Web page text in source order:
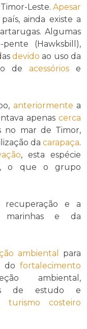
Leste. Apesar
ainda existe a
Algumas
(Hawksbill),
devido ao uso da
deacessórios e
anteriormente a
apenas cerca
no mar de Timor,
da carapaça.
, esta espécie
o que o grupo
recuperação e a
e da
ambiental
para
do fortalecimento
ambiental,
de estudo e
turismo costeiro